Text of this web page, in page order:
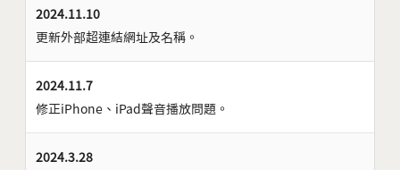
2024.11.10
更新外部超連結網址及名稱。
2024.11.7
修正iPhone、iPad聲音播放問題。
2024.3.28